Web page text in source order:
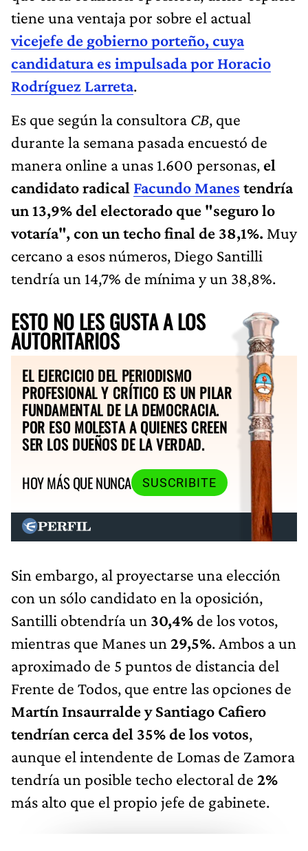
tiene una ventaja por sobre el actual
vicejefe de gobierno porteño, cuya
candidatura es impulsada por Horacio
Rodríguez Larreta.
Es que según la consultora CB, que
durante la semana pasada encuestó de
manera online a unas 1.600 personas, el
candidato radical Facundo Manes tendría
un 13,9% del electorado que "seguro lo
votaría", con un techo final de 38,1%. Muy
cercano a esos números, Diego Santilli
tendría un 14,7% de mínima y un 38,8%.
ESTO NO LES GUSTA A LOS
AUTORITARIOS
EL EJERCICIO DEL PERIODISMO
PROFESIONAL Y CRÍTICO ES UN PILAR
FUNDAMENTAL DE LA DEMOCRACIA.
POR ESO MOLESTA A QUIENES CREEN
SER LOS DUEÑOS DE LA VERDAD.
HOY MÁS QUE NUNCA
SUSCRIBITE
Sin embargo, al proyectarse una elección
con un sólo candidato en la oposición,
Santilli obtendría un 30,4% de los votos,
mientras que Manes un 29,5%. Ambos a un
aproximado de 5 puntos de distancia del
Frente de Todos, que entre las opciones de
Martín Insaurralde y Santiago Cafiero
tendrían cerca del 35% de los votos,
aunque el intendente de Lomas de Zamora
tendría un posible techo electoral de 2%
más alto que el propio jefe de gabinete.